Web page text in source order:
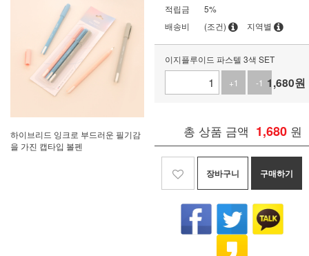
하이브리드 잉크로 부드러운 필기감
을 가진 캡타입 볼펜
적립금
5%
배송비
(조건) 지역별
이지플루이드 파스텔 3색 SET
+1
-1 1,680원
총 상품 금액 1,680 원
장바구니 구매하기